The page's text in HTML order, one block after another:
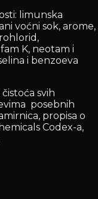
limunska
voćni sok, arome,
K, neotam i
i benzoeva
svih
posebnih
propisa o
Codex-a,